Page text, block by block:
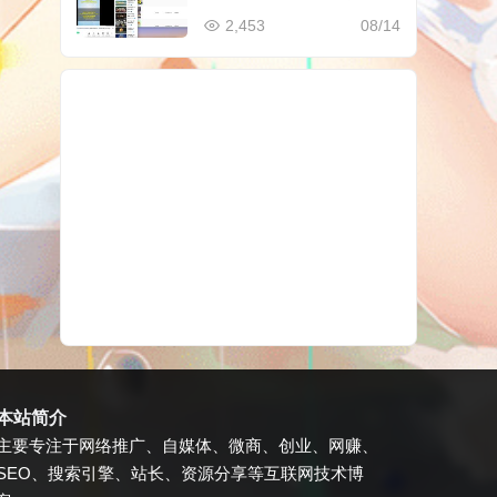
件
08/14
2,453
站简介
要专注于网络推广、自媒体、微商、创业、网赚、
、搜索引擎、站长、资源分享等互联网技术博